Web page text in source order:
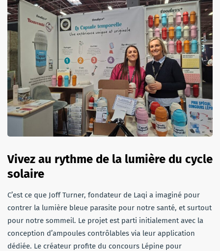
Vivez au rythme de la lumière du cycle
solaire
C’est ce que Joff Turner, fondateur de Laqi a imaginé pour
contrer la lumière bleue parasite pour notre santé, et surtout
pour notre sommeil. Le projet est parti initialement avec la
conception d’ampoules contrôlables via leur application
dédiée. Le créateur profite du concours Lépine pour